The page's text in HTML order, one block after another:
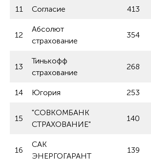
11 Согласие 413
12
Абсолют
страхование
354
13
Тинькофф
страхование
268
14 Югория 253
15
"СОВКОМБАНК
СТРАХОВАНИЕ"
140
16
САК
ЭНЕРГОГАРАНТ
139